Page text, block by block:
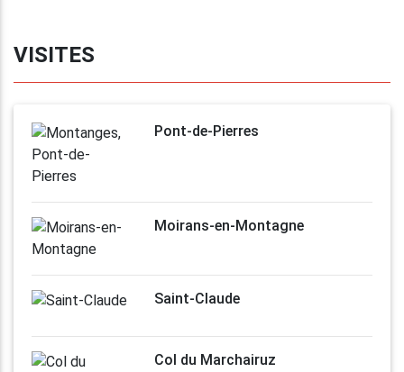
VISITES
Pont-de-Pierres
Moirans-en-Montagne
Saint-Claude
Col du Marchairuz